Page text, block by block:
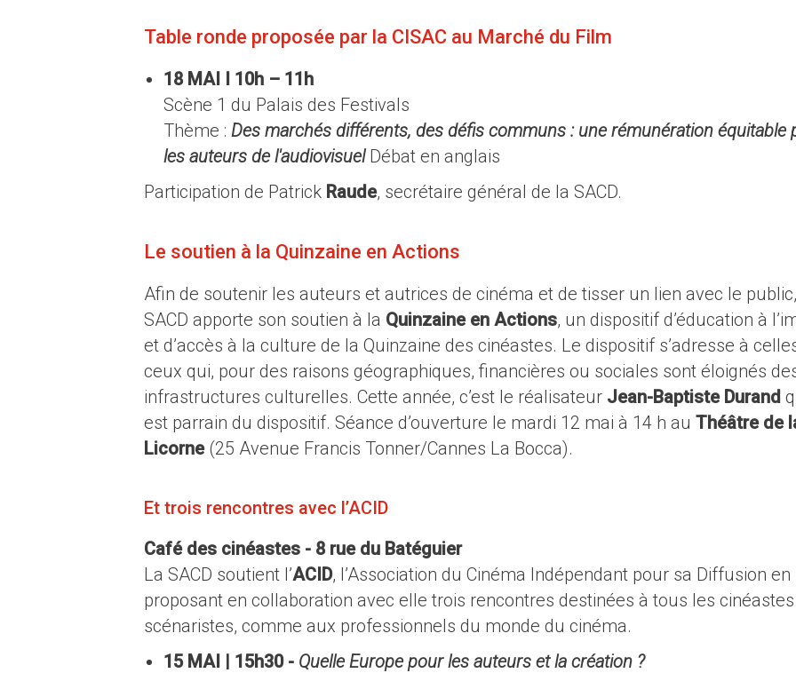
Table ronde proposée par la CISAC au Marché du Film
18 MAI I 10h – 11h
Scène 1 du Palais des Festivals
Thème : Des marchés différents, des défis communs : une rémunération équitable
les auteurs de l'audiovisuelDébat en anglais
Participation de Patrick Raude, secrétaire général de la SACD.
Le soutien à la Quinzaine en Actions
Afin de soutenir les auteurs et autrices de cinéma et de tisser un lien avec le
SACD apporte son soutien à la Quinzaine en Actions, un dispositif d’éducation à
et d’accès à la culture de la Quinzaine des cinéastes. Le dispositif s’adresse à
ceux qui, pour des raisons géographiques, financières ou sociales sont éloignés
infrastructures culturelles. Cette année, c’est le réalisateur Jean-Baptiste Durand
est parrain du dispositif. Séance d’ouverture le mardi 12 mai à 14 h au Théâtre de
Licorne(25 Avenue Francis Tonner/Cannes La Bocca).
Et trois rencontres avec l’ACID
Café des cinéastes - 8 rue du Batéguier
La SACD soutient l’ACID, l’Association du Cinéma Indépendant pour sa Diffusion en
proposant en collaboration avec elle trois rencontres destinées à tous les
scénaristes, comme aux professionnels du monde du cinéma.
15 MAI | 15h30 - Quelle Europe pour les auteurs et la création ?